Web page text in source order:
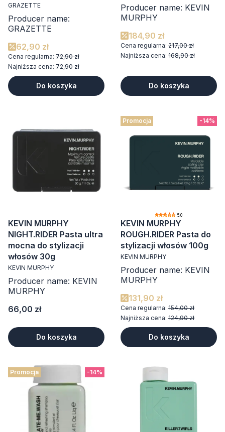
GRAZETTE
Producer name:
GRAZETTE
62,90 zł
Cena regularna: 72,90 zł
Najniższa cena: 72,90 zł
Do koszyka
Producer name: KEVIN
MURPHY
184,90 zł
Cena regularna: 217,00 zł
Najniższa cena: 168,90 zł
Do koszyka
KEVIN MURPHY
NIGHT.RIDER Pasta ultra
mocna do stylizacji
włosów 30g
KEVIN MURPHY
Producer name: KEVIN
MURPHY
Cena
66,00 zł
Do koszyka
-14%
Promocja
5.0
KEVIN MURPHY
ROUGH.RIDER Pasta do
stylizacji włosów 100g
KEVIN MURPHY
Producer name: KEVIN
MURPHY
131,90 zł
Cena regularna: 154,00 zł
Najniższa cena: 124,90 zł
Do koszyka
-14%
Promocja